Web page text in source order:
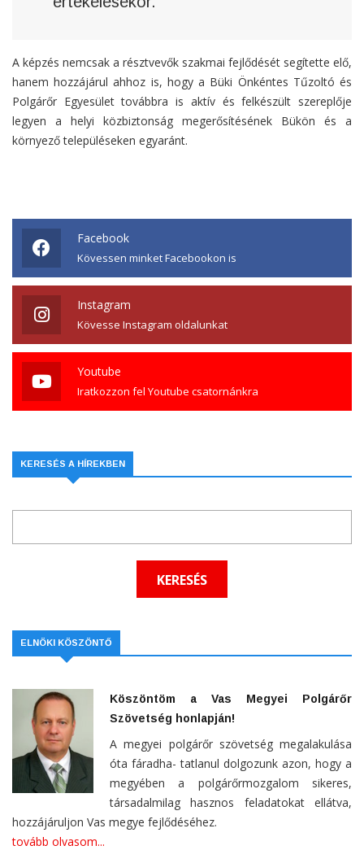
A képzés nemcsak a résztvevők szakmai fejlődését segítette elő,
hanem hozzájárul ahhoz is, hogy a Büki Önkéntes Tűzoltó és
Polgárőr Egyesület továbbra is aktív és felkészült szereplője
legyen a helyi közbiztonság megerősítésének Bükön és a
környező településeken egyaránt.
Facebook
Kövessen minket Facebookon is
Instagram
Kövesse Instagram oldalunkat
Youtube
Iratkozzon fel Youtube csatornánkra
KERESÉS A HÍREKBEN
ELNÖKI KÖSZÖNTŐ
Köszöntöm a Vas Megyei Polgárőr
Szövetség honlapján!
A megyei polgárőr szövetség megalakulása
óta fáradha- tatlanul dolgozunk azon, hogy a
megyében a polgárőrmozgalom sikeres,
társadalmilag hasznos feladatokat ellátva,
hozzájáruljon Vas megye fejlődéséhez.
tovább olvasom...